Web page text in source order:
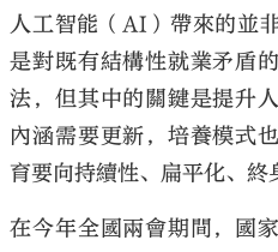
人工智能（AI）帶來的並
是對既有結構性就業矛盾
法，但其中的關鍵是提升
內涵需要更新，培養模式
育要向持續性、扁平化、終
在今年全國兩會期間，國